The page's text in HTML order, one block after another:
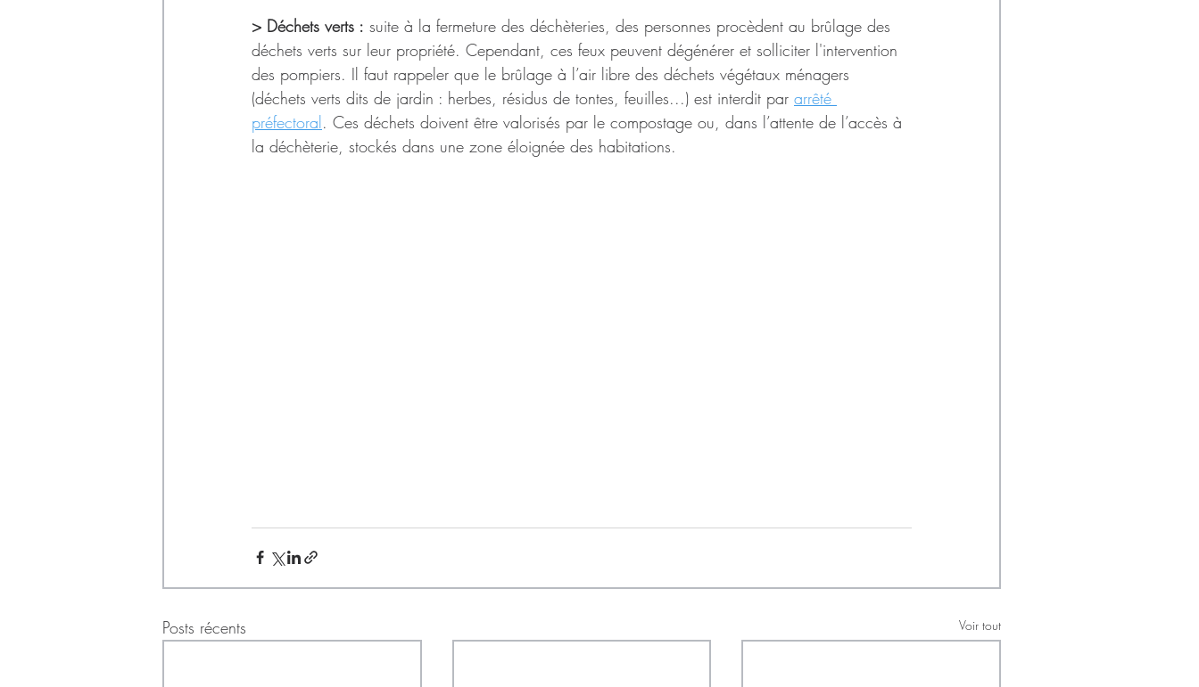
> Déchets verts : suite à la fermeture des déchèteries, des personnes procèdent au brûlage des
déchets verts sur leur propriété. Cependant, ces feux peuvent dégénérer et solliciter l'intervention
des pompiers. Il faut rappeler que le brûlage à l’air libre des déchets végétaux ménagers
(déchets verts dits de jardin : herbes, résidus de tontes, feuilles...) est interdit par arrêté
préfectoral . Ces déchets doivent être valorisés par le compostage ou, dans l’attente de l’accès à
la déchèterie, stockés dans une zone éloignée des habitations.
Posts récents Voir tout